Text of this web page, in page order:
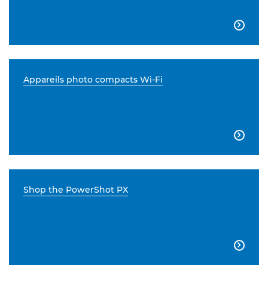

Appareils photo compacts Wi-Fi

Shop the PowerShot PX
